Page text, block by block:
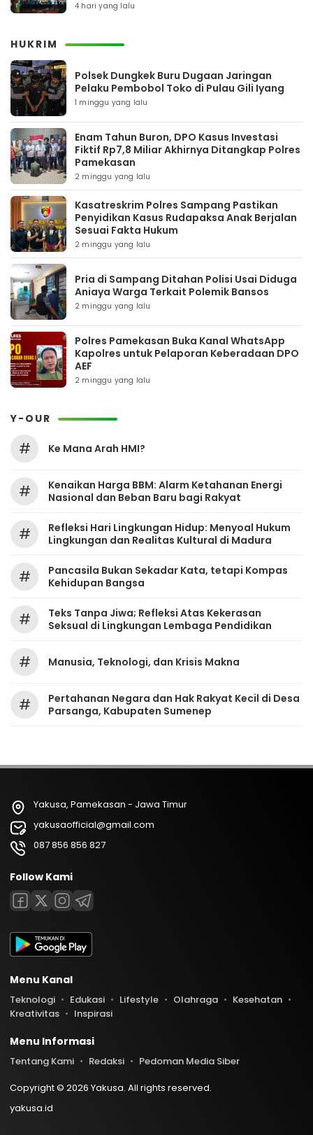
4 hari yang lalu
HUKRIM
Polsek Dungkek Buru Dugaan Jaringan
Pelaku Pembobol Toko di Pulau Gili Iyang
1 minggu yang lalu
Enam Tahun Buron, DPO Kasus Investasi
Fiktif Rp7,8 Miliar Akhirnya Ditangkap Polres
Pamekasan
2 minggu yang lalu
Kasatreskrim Polres Sampang Pastikan
Penyidikan Kasus Rudapaksa Anak Berjalan
Sesuai Fakta Hukum
2 minggu yang lalu
Pria di Sampang Ditahan Polisi Usai Diduga
Aniaya Warga Terkait Polemik Bansos
2 minggu yang lalu
Polres Pamekasan Buka Kanal WhatsApp
Kapolres untuk Pelaporan Keberadaan DPO
AEF
2 minggu yang lalu
Y-OUR
# Ke Mana Arah HMI?
#
Kenaikan Harga BBM: Alarm Ketahanan Energi
Nasional dan Beban Baru bagi Rakyat
#
Refleksi Hari Lingkungan Hidup: Menyoal Hukum
Lingkungan dan Realitas Kultural di Madura
#
Pancasila Bukan Sekadar Kata, tetapi Kompas
Kehidupan Bangsa
#
Teks Tanpa Jiwa; Refleksi Atas Kekerasan
Seksual di Lingkungan Lembaga Pendidikan
# Manusia, Teknologi, dan Krisis Makna
#
Pertahanan Negara dan Hak Rakyat Kecil di Desa
Parsanga, Kabupaten Sumenep
Yakusa, Pamekasan - Jawa Timur
yakusaofficial@gmail.com
087 856 856 827
Follow Kami
Menu Kanal
Teknologi Edukasi Lifestyle Olahraga
Kesehatan
Kreativitas
Inspirasi
Menu Informasi
Tentang Kami Redaksi
Pedoman Media Siber
Copyright © 2026 Yakusa. All rights reserved.
yakusa.id